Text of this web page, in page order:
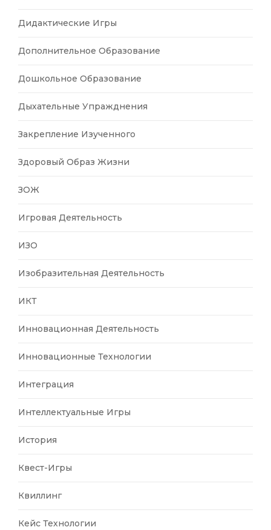
Дидактические Игры
Дополнительное Образование
Дошкольное Образование
Дыхательные Упражднения
Закрепление Изученного
Здоровый Образ Жизни
ЗОЖ
Игровая Деятельность
ИЗО
Изобразительная Деятельность
ИКТ
Инновационная Деятельность
Инновационные Технологии
Интеграция
Интеллектуальные Игры
История
Квест-Игры
Квиллинг
Кейс Технологии